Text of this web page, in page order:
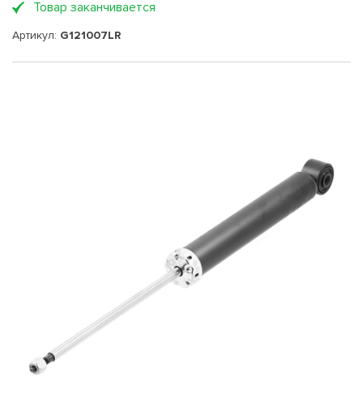
Товар заканчивается
Артикул: G121007LR